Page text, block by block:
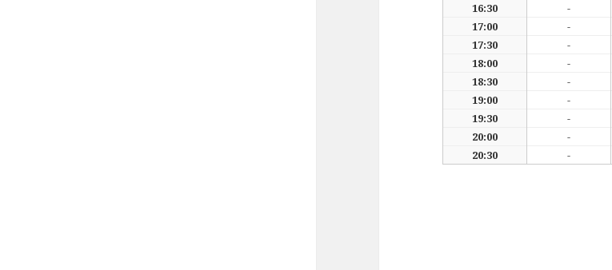
16:30
-
17:00
-
17:30
-
18:00
-
18:30
-
19:00
-
19:30
-
20:00
-
20:30
-